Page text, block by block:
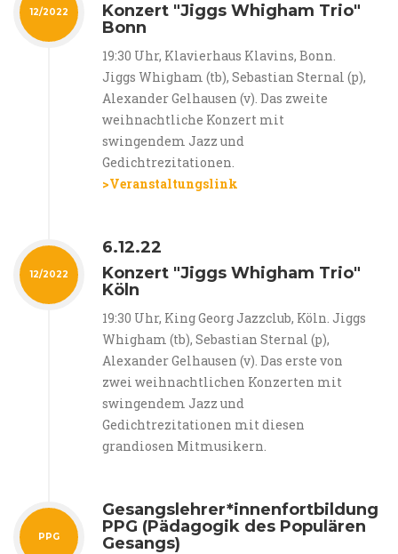
12/2022
Konzert "Jiggs Whigham Trio"
Bonn
19:30 Uhr, Klavierhaus Klavins, Bonn.
Jiggs Whigham (tb), Sebastian Sternal (p),
Alexander Gelhausen (v). Das zweite
weihnachtliche Konzert mit
swingendem Jazz und
Gedichtrezitationen.
>Veranstaltungslink
12/2022
6.12.22
Konzert "Jiggs Whigham Trio"
Köln
19:30 Uhr, King Georg Jazzclub, Köln. Jiggs
Whigham (tb), Sebastian Sternal (p),
Alexander Gelhausen (v). Das erste von
zwei weihnachtlichen Konzerten mit
swingendem Jazz und
Gedichtrezitationen mit diesen
grandiosen Mitmusikern.
PPG
Gesangslehrer*innenfortbildung
PPG (Pädagogik des Populären
Gesangs)